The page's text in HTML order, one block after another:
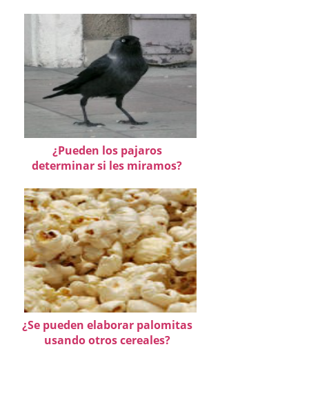
¿Pueden los pajaros
determinar si les miramos?
¿Se pueden elaborar palomitas
usando otros cereales?